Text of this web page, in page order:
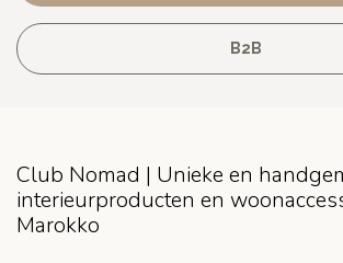
B2B
Club Nomad | Unieke en
interieurproducten en
Marokko